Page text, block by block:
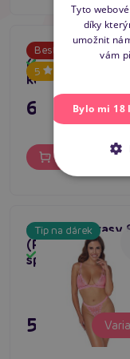
Bestseller
5
Asaka Harness
(S/L), dámský
komplet
Skladem
695 Kč
Do košíku
Tip na dárek
Cottelli Fantasy
(Pink), souprava
spodního prádla
Skladem
595 Kč
Tyto
díky
umožnit
vám
Bylo mi 18